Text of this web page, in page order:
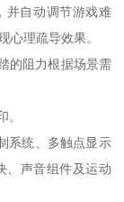
并自动调节游戏难
心理疏导效果。
的阻力根据场景需
。
系统、多触点显示
、声音组件及运动